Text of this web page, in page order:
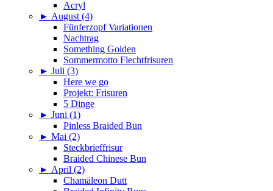
Acryl
► August (4)
Fünferzopf Variationen
Nachtrag
Something Golden
Sommermotto Flechtfrisuren
► Juli (3)
Here we go
Projekt: Frisuren
5 Dinge
► Juni (1)
Pinless Braided Bun
► Mai (2)
Steckbrieffrisur
Braided Chinese Bun
► April (2)
Chamäleon Dutt